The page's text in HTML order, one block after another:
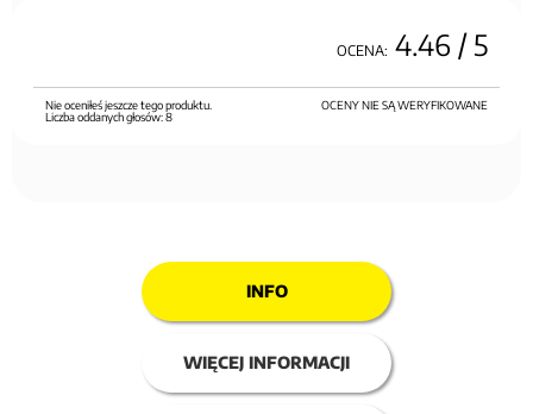
OCENA: 4.46 / 5
OCENY NIE SĄ WERYFIKOWANE
Nie oceniłeś jeszcze tego produktu.
Liczba oddanych głosów:8
INFO
WIĘCEJ INFORMACJI